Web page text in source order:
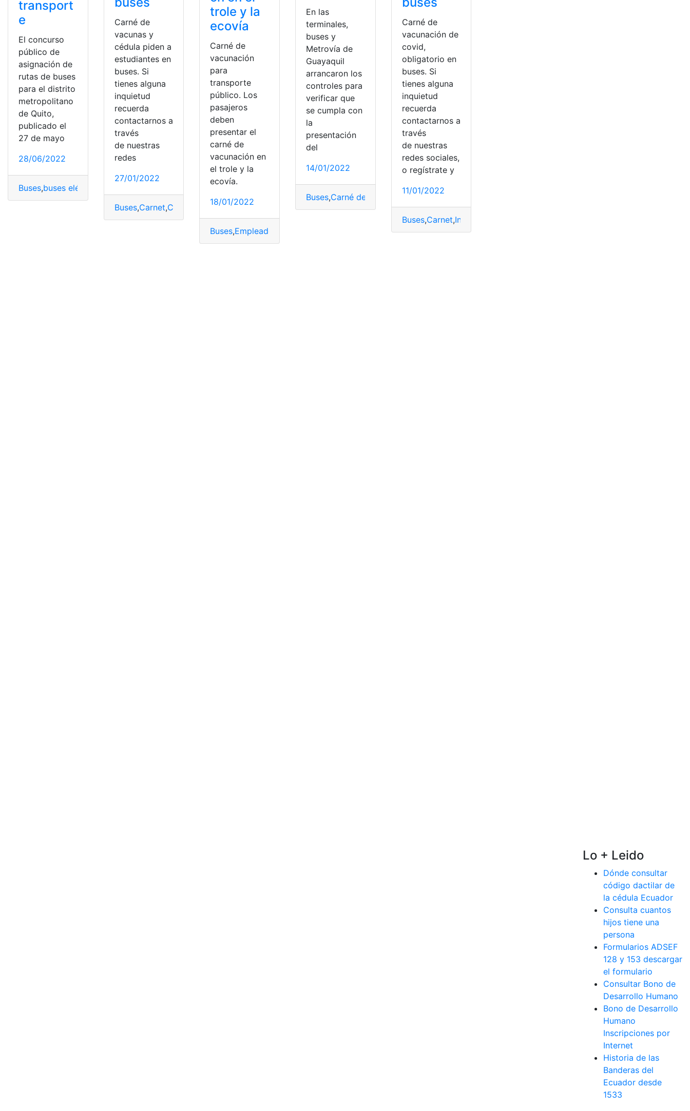
transport
e
El concurso
público de
asignación de
rutas de buses
para el distrito
metropolitano
de Quito,
publicado el
27 de mayo
28/06/2022
Buses,buses eléctricos Entidades financieras instituciones financieras Objetivos,Sistema de transporte
Carné de
vacunas y
cédula piden a
estudiantes en
buses. Si
tienes alguna
inquietud
recuerda
contactarnos a
través
de nuestras
redes
27/01/2022
Buses,Carnet,Cédula Estudiantes,Vacuna
trole y la
ecovía
Carné de
vacunación
para
transporte
público. Los
pasajeros
deben
presentar el
carné de
vacunación en
el trole y la
ecovía.
18/01/2022
Buses,Empleados transporte municipal
En las
terminales,
buses y
Metrovía de
Guayaquil
arrancaron los
controles para
verificar que
se cumpla con
la
presentación
del
14/01/2022
Buses,Carné de vacunación Guayaquil
Carné de
vacunación de
covid,
obligatorio en
buses. Si
tienes alguna
inquietud
recuerda
contactarnos a
través
de nuestras
redes sociales,
o regístrate y
11/01/2022
Buses,Carnet,Intercantonales
Lo + Leido
Dónde consultar
código dactilar de
la cédula Ecuador
Consulta cuantos
hijos tiene una
persona
Formularios ADSEF
128 y 153 descargar
el formulario
Consultar Bono de
Desarrollo Humano
Bono de Desarrollo
Humano
Inscripciones por
Internet
Historia de las
Banderas del
Ecuador desde
1533